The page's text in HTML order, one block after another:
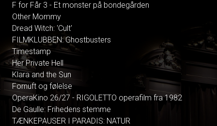
F for Får 3 - Et monster på bondegården
Other Mommy
Dread Witch: 'Cult'
FILMKLUBBEN: Ghostbusters
Timestamp
Her Private Hell
Klara and the Sun
Fornuft og følelse
OperaKino 26/27 - RIGOLETTO operafilm fra 1982
De Gaulle: Frihedens stemme
TÆNKEPAUSER I PARADIS: NATUR